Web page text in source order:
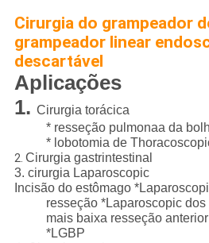
Cirurgia do grampeador
grampeador linear
descartável
Aplicações
1. Cirurgia torácica
* resseção pulmonaa da
* lobotomia de
2. Cirurgia gastrintestinal
3. cirurgia Laparoscopic
Incisão do estômago
resseção *Laparoscopic
mais baixa resseção
*LGBP